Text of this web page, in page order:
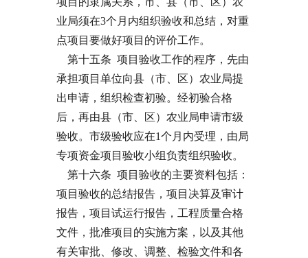
业局须在3个月内组织验收和总结，对重
点项目要做好项目的评价工作。
第十五条 项目验收工作的程序，先由
承担项目单位向县（市、区）农业局提
出申请，组织检查初验。经初验合格
后，再由县（市、区）农业局申请市级
验收。市级验收应在1个月内受理，由局
专项资金项目验收小组负责组织验收。
第十六条 项目验收的主要资料包括：
项目验收的总结报告，项目决算及审计
报告，项目试运行报告，工程质量合格
文件，批准项目的实施方案，以及其他
有关审批、修改、调整、检验文件和各